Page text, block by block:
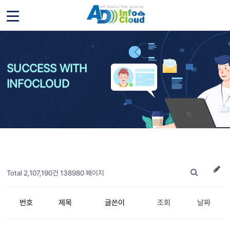
SUCCESS WITH
INFOCLOUD
Total 2,107,190건 138980 페이지
번호 제목 글쓴이 조회 날짜